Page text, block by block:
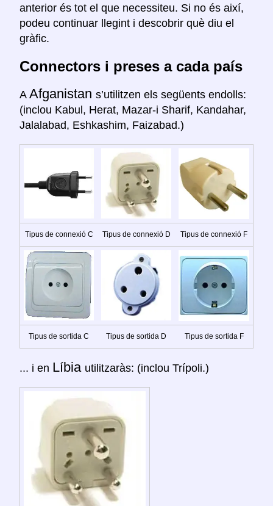
anterior és tot el que necessiteu. Si no és així,
podeu continuar llegint i descobrir què diu el
gràfic.
Connectors i preses a cada país
A Afganistan s’utilitzen els següents endolls:
(inclou Kabul, Herat, Mazar-i Sharif, Kandahar,
Jalalabad, Eshkashim, Faizabad.)
Tipus de connexió C Tipus de connexió D Tipus de connexió F
Tipus de sortida C Tipus de sortida D Tipus de sortida F
... i en Líbia utilitzaràs: (inclou Trípoli.)